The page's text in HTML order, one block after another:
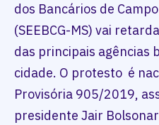
dos Bancários de
(SEEBCG-MS) vai
das principais agências
cidade. O protesto é
Provisória 905/2019,
presidente Jair